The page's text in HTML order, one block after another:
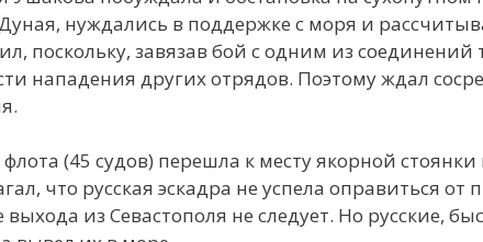
нуждались в поддержке с моря и
поскольку, завязав бой с одним из соединений
нападения других отрядов. Поэтому ждал
(45 судов) перешла к месту якорной
что русская эскадра не успела оправиться от
из Севастополя не следует. Но русские,